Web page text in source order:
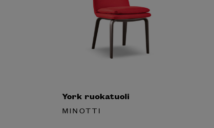
York ruokatuoli
MINOTTI